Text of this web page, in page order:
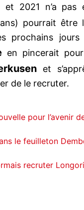
2021 n’a pas
pourrait être
prochains jours
en pincerait
et
de le recruter.
pour l’avenir
le feuilleton
recruter